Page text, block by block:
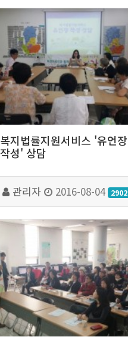
복지법률지원서비스 '유언장
작성' 상담
관리자 2016-08-04 2902